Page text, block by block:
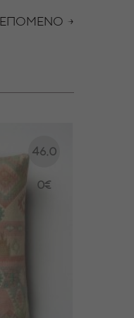
ΕΠΟΜΕΝΟ →
46.0
0€